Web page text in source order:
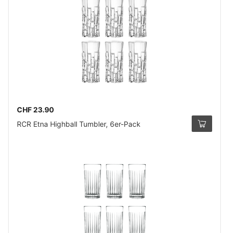
CHF 23.90
RCR Etna Highball Tumbler, 6er-Pack